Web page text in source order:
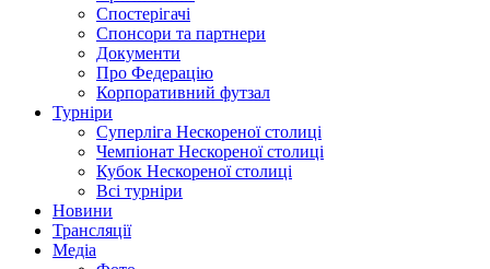
Спостерігачі
Спонсори та партнери
Документи
Про Федерацію
Корпоративний футзал
Турніри
Суперліга Нескореної столиці
Чемпіонат Нескореної столиці
Кубок Нескореної столиці
Всі турніри
Новини
Трансляції
Медіа